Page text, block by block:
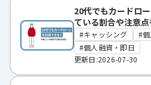
20代でもカードロ
ている割合や注意
キャッシング
個人融資・即日
更新日:2026-07-30